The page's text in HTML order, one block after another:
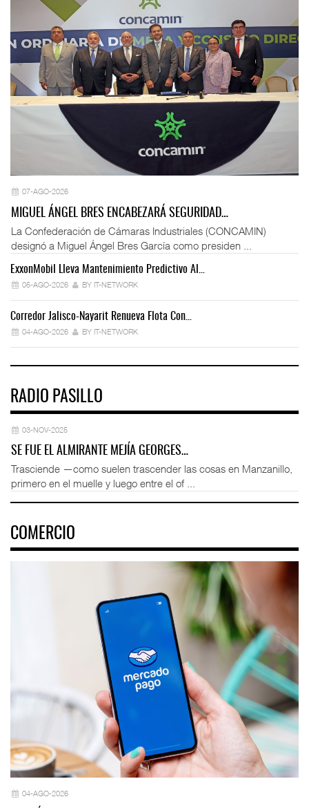
07-AGO-2026
MIGUEL ÁNGEL BRES ENCABEZARÁ SEGURIDAD…
La Confederación de Cámaras Industriales (CONCAMIN)
designó a Miguel Ángel Bres García como presiden ...
ExxonMobil Lleva Mantenimiento Predictivo Al…
05-AGO-2026 BY IT-NETWORK
Corredor Jalisco-Nayarit Renueva Flota Con…
04-AGO-2026 BY IT-NETWORK
RADIO PASILLO
03-NOV-2025
SE FUE EL ALMIRANTE MEJÍA GEORGES…
Trasciende —como suelen trascender las cosas en Manzanillo,
primero en el muelle y luego entre el of ...
COMERCIO
04-AGO-2026